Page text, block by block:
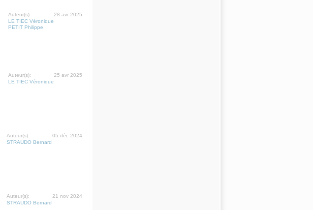
28 avr 2025
Auteur(s):
LE TIEC Véronique
PETIT Philippe
25 avr 2025
Auteur(s):
LE TIEC Véronique
05 déc 2024
Auteur(s):
STRAUDO Bernard
21 nov 2024
Auteur(s):
STRAUDO Bernard